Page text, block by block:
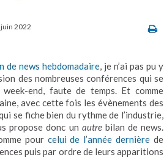
2022
de news hebdomadaire, je n’ai pas pu y
des nombreuses conférences qui se
end, faute de temps. Et comme
avec cette fois les évènements des
se fiche bien du rythme de l’industrie,
propose donc un autrebilan de news.
pour celui de l’année dernière de
puis par ordre de leurs apparitions